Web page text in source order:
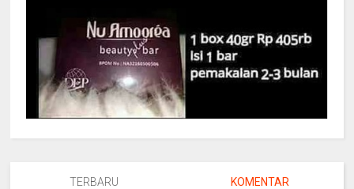
TERBARU KOMENTAR